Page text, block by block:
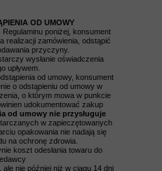
OD UMOWY
poniżej, konsument
realizacji zamówienia, odstąpić
przyczyny.
wysłanie oświadczenia
upływem.
od umowy, konsument
o odstąpieniu od umowy w
o którym mowa w punkcie
udokumentować zakup
od umowy nie przysługuje
w zapieczętowanych
opakowania nie nadają się
na ochronę zdrowia.
koszt odesłania towaru do
nie później niż w ciągu 14 dni